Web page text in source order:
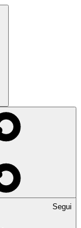
Segui
Theodor-Kocher-